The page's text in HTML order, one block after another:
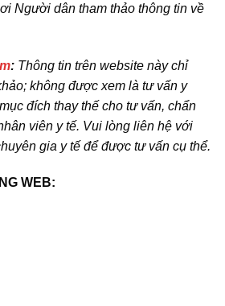
Người dân tham thảo thông tin về
: Thông tin trên website này chỉ
không được xem là tư vấn y
đích thay thế cho tư vấn, chẩn
viên y tế. Vui lòng liên hệ với
gia y tế để được tư vấn cụ thể.
WEB: